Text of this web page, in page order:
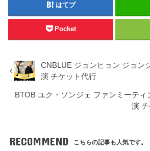
はてブ
Pocket
CNBLUE ジョンヒョン ジョン
演 チケット代行
BTOB ユク・ソンジェ ファンミーティ
演
RECOMMEND こちらの記事も人気です。